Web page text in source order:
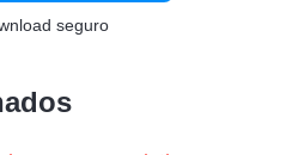
seguro